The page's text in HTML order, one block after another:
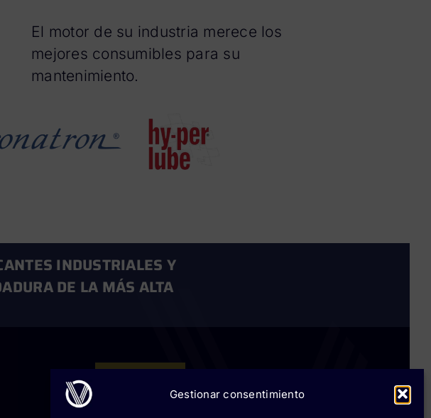
Gestionar consentimiento
El motor de su industria merece los
mejores consumibles para su
mantenimiento.
INDUSTRIALES Y
DE LA MÁS ALTA